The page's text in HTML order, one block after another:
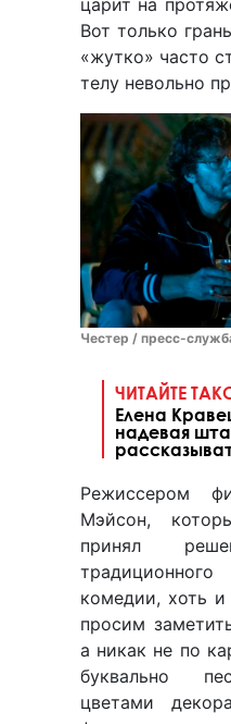
Вот только
«жутко» часто
телу невольно
Честер / пресс-
ЧИТАЙТЕ
Елена
надевая
Режиссером
Мэйсон,
принял
комедии, хоть
просим
а никак не по
буквально
цветами